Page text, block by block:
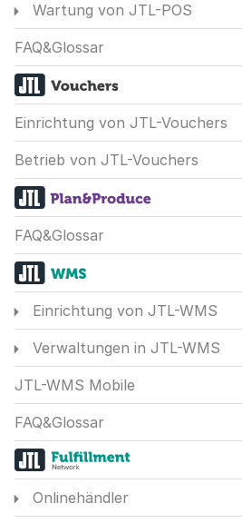
Wartung von JTL-POS
FAQ&Glossar
Einrichtung von JTL-Vouchers
Betrieb von JTL-Vouchers
FAQ&Glossar
Einrichtung von JTL-WMS
Verwaltungen in JTL-WMS
JTL-WMS Mobile
FAQ&Glossar
Onlinehändler